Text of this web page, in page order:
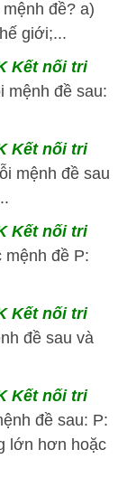
đề? a)
giới;...
Kết nối tri
mệnh đề sau:
Kết nối tri
mệnh đề sau
Kết nối tri
đề P:
Kết nối tri
đề sau và
Kết nối tri
đề sau: P:
lớn hơn hoặc